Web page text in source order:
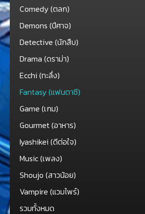
Comedy (ตลก)
Demons (ปีศาจ)
Detective (นักสืบ)
Drama (ดราม่า)
Ecchi (ทะลึ่ง)
Fantasy (แฟนตาซี)
Game (เกม)
Gourmet (อาหาร)
Iyashikei (ดีต่อใจ)
Music (เพลง)
Shoujo (สาวน้อย)
Vampire (แวมไพร์)
รวมทั้งหมด